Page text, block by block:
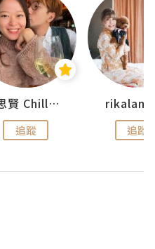
思思賢 ChillMyBabe
追蹤 追蹤